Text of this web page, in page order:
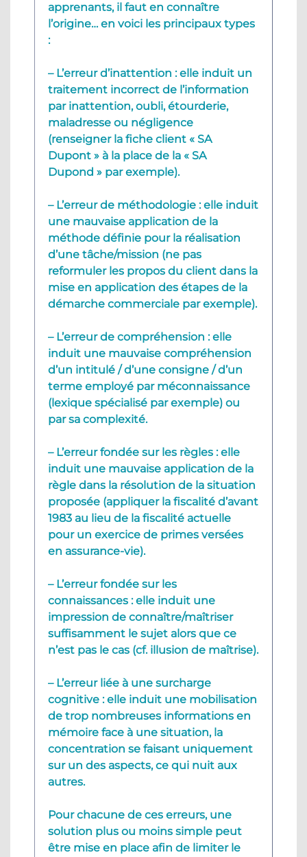
apprenants, il faut en connaître
l’origine… en voici les principaux types
:
– L’erreur d’inattention : elle induit un
traitement incorrect de l’information
par inattention, oubli, étourderie,
maladresse ou négligence
(renseigner la fiche client « SA
Dupont » à la place de la « SA
Dupond » par exemple).
– L’erreur de méthodologie : elle induit
une mauvaise application de la
méthode définie pour la réalisation
d’une tâche/mission (ne pas
reformuler les propos du client dans la
mise en application des étapes de la
démarche commerciale par exemple).
– L’erreur de compréhension : elle
induit une mauvaise compréhension
d’un intitulé / d’une consigne / d’un
terme employé par méconnaissance
(lexique spécialisé par exemple) ou
par sa complexité.
– L’erreur fondée sur les règles : elle
induit une mauvaise application de la
règle dans la résolution de la situation
proposée (appliquer la fiscalité d’avant
1983 au lieu de la fiscalité actuelle
pour un exercice de primes versées
en assurance-vie).
– L’erreur fondée sur les
connaissances : elle induit une
impression de connaître/maîtriser
suffisamment le sujet alors que ce
n’est pas le cas (cf. illusion de maîtrise).
– L’erreur liée à une surcharge
cognitive : elle induit une mobilisation
de trop nombreuses informations en
mémoire face à une situation, la
concentration se faisant uniquement
sur un des aspects, ce qui nuit aux
autres.
Pour chacune de ces erreurs, une
solution plus ou moins simple peut
être mise en place afin de limiter le